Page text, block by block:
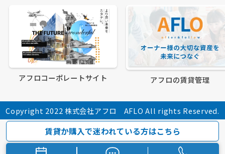
アフロコーポレートサイト アフロの賃貸管理
Copyright 2022 株式会社アフロ AFLO All rights Reserved.
賃貸か購入で迷われている方はこちら